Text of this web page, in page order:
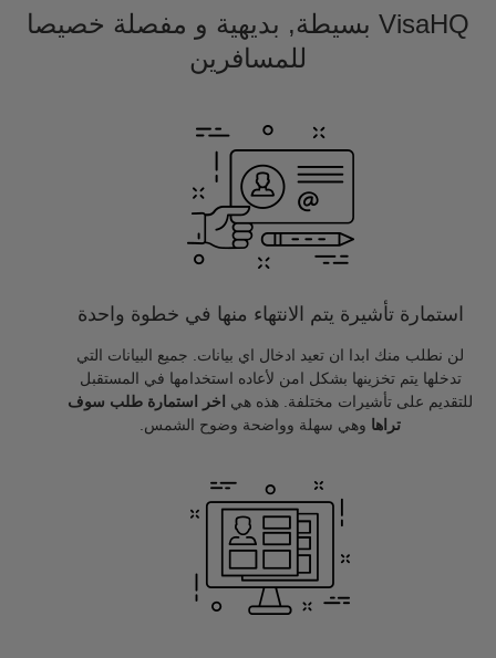
VisaHQ بسيطة, بديهية و مفصلة خصيصا
للمسافرين
استمارة تأشيرة يتم الانتهاء منها في خطوة واحدة
لن نطلب منك ابدا ان تعيد ادخال اي بيانات. جميع البيانات التي
تدخلها يتم تخزينها بشكل امن لأعاده استخدامها في المستقبل
للتقديم على تأشيرات مختلفة. هذه هي
اخر استمارة طلب سوف
تراها وهي سهلة وواضحة وضوح الشمس.